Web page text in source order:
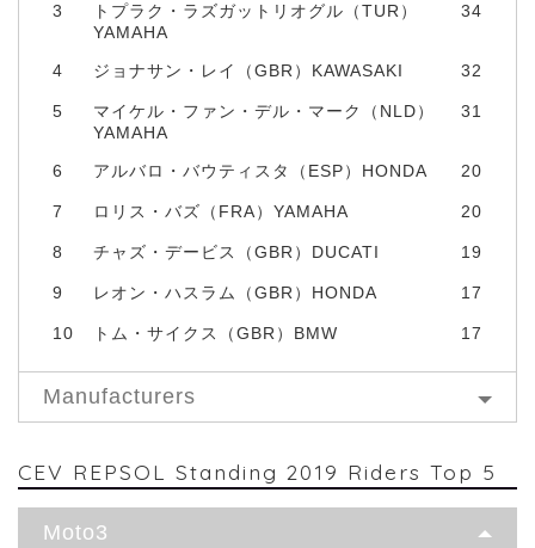
3
トプラク・ラズガットリオグル（TUR）
YAMAHA
34
4 ジョナサン・レイ（GBR）KAWASAKI 32
5
マイケル・ファン・デル・マーク（NLD）
YAMAHA
31
6 アルバロ・バウティスタ（ESP）HONDA 20
7 ロリス・バズ（FRA）YAMAHA 20
8 チャズ・デービス（GBR）DUCATI 19
9 レオン・ハスラム（GBR）HONDA 17
10 トム・サイクス（GBR）BMW 17
Manufacturers
CEV REPSOL Standing 2019 Riders Top 5
Moto3